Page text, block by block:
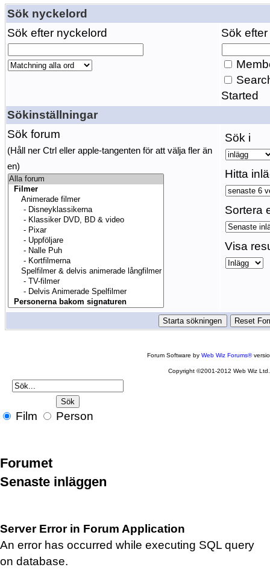
Sök nyckelord
Sök efter nyckelord
Sök
Started
Sökinställningar
Sök forum
(Håll ner Ctrl eller apple-tangenten för att välja fler än
en)
Sök i
Hitta
Sortera
Visa
Forum Software byWeb Wiz Forums®
Copyright ©2001-2012 Web Wiz Ltd.
Film Person
Forumet
Senaste inläggen
Server Error in Forum Application
An error has occurred while executing SQL query
on database.